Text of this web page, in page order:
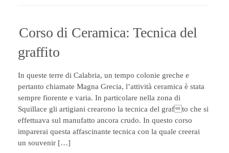
Corso di Ceramica: Tecnica del
graffito
In queste terre di Calabria, un tempo colonie greche e
pertanto chiamate Magna Grecia, l’attività ceramica è stata
sempre fiorente e varia. In particolare nella zona di
Squillace gli artigiani crearono la tecnica del grafto che si
effettuava sul manufatto ancora crudo. In questo corso
imparerai questa affascinante tecnica con la quale creerai
un souvenir […]